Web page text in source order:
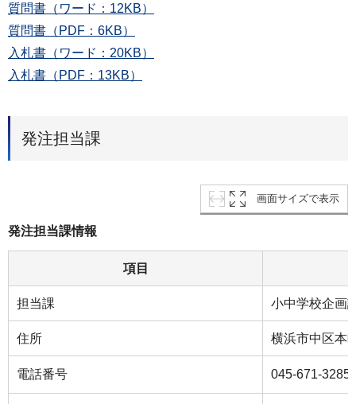
質問書（ワード：12KB）
質問書（PDF：6KB）
入札書（ワード：20KB）
入札書（PDF：13KB）
発注担当課
画面サイズで表示
発注担当課情報
項目
担当課 小中学校企画
住所 横浜市中区本
電話番号 045-671-3285